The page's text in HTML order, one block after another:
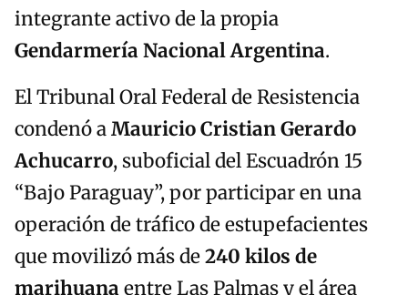
integrante activo de la propia
Gendarmería Nacional Argentina.
El Tribunal Oral Federal de Resistencia
condenó aMauricio Cristian Gerardo
Achucarro, suboficial del Escuadrón 15
“Bajo Paraguay”, por participar en una
operación de tráfico de estupefacientes
que movilizó más de240 kilos de
marihuanaentre Las Palmas y el área